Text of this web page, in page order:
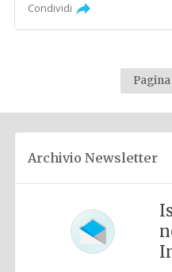
Condividi
Pagina
Archivio Newsletter